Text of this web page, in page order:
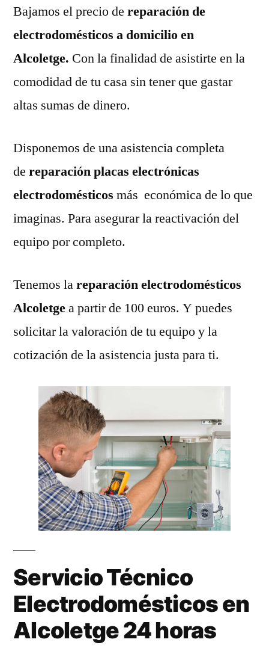
Bajamos el precio de reparación de
electrodomésticos a domicilio en
Alcoletge. Con la finalidad de asistirte en la
comodidad de tu casa sin tener que gastar
altas sumas de dinero.
Disponemos de una asistencia completa
de reparación placas electrónicas
electrodomésticos más económica de lo que
imaginas. Para asegurar la reactivación del
equipo por completo.
Tenemos lareparación electrodomésticos
Alcoletgea partir de 100 euros. Y puedes
solicitar la valoración de tu equipo y la
cotización de la asistencia justa para ti.
Servicio Técnico
Electrodomésticos en
Alcoletge 24 horas